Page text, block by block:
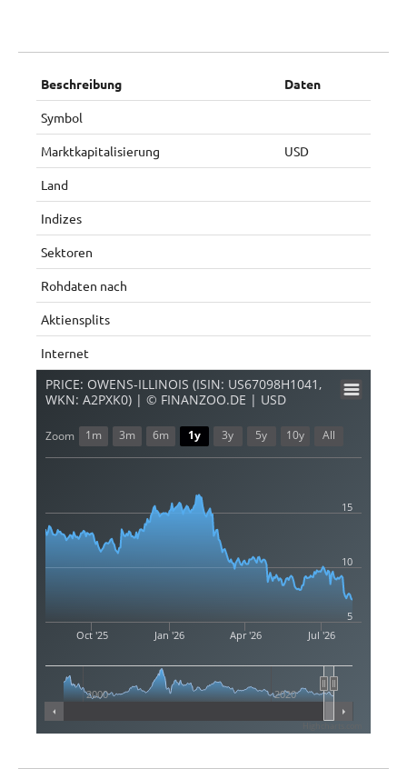
Beschreibung Daten
Symbol
Marktkapitalisierung USD
Land
Indizes
Sektoren
Rohdaten nach
Aktiensplits
Internet
PRICE: OWENS-ILLINOIS (ISIN: US67098H1041,
WKN: A2PXK0) | © FINANZOO.DE | USD
Oct '25 Jan '26 Apr '26 Jul '26
2000 2020
10
5
15
Zoom 1m 3m 6m 1y 3y 5y 10y All